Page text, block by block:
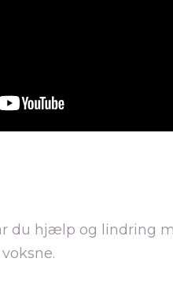
du hjælp og lindring